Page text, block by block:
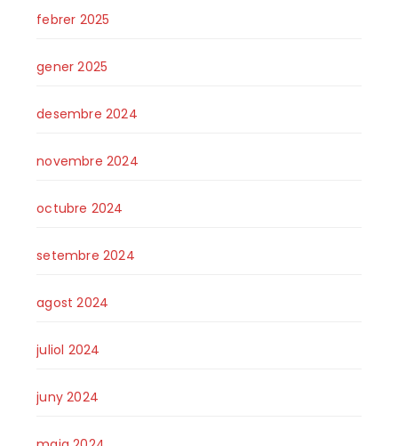
febrer 2025
gener 2025
desembre 2024
novembre 2024
octubre 2024
setembre 2024
agost 2024
juliol 2024
juny 2024